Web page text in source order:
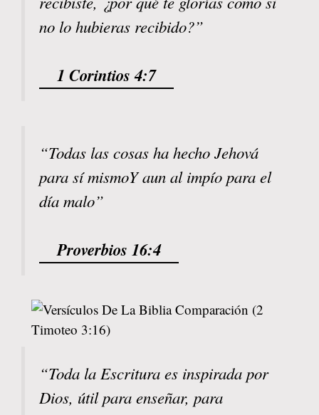
no lo hubieras recibido?”
1 Corintios 4:7
“Todas las cosas ha hecho Jehová
para sí mismoY aun al impío para el
día malo”
Proverbios 16:4
“Toda la Escritura es inspirada por
Dios, útil para enseñar, para